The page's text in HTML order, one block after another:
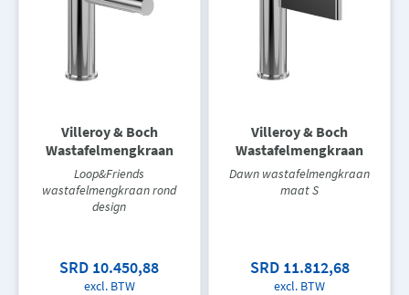
Villeroy & Boch
Wastafelmengkraan
Loop&Friends
wastafelmengkraan rond
design
SRD 10.450,88
excl. BTW
Villeroy & Boch
Wastafelmengkraan
Dawn wastafelmengkraan
maat S
SRD 11.812,68
excl. BTW